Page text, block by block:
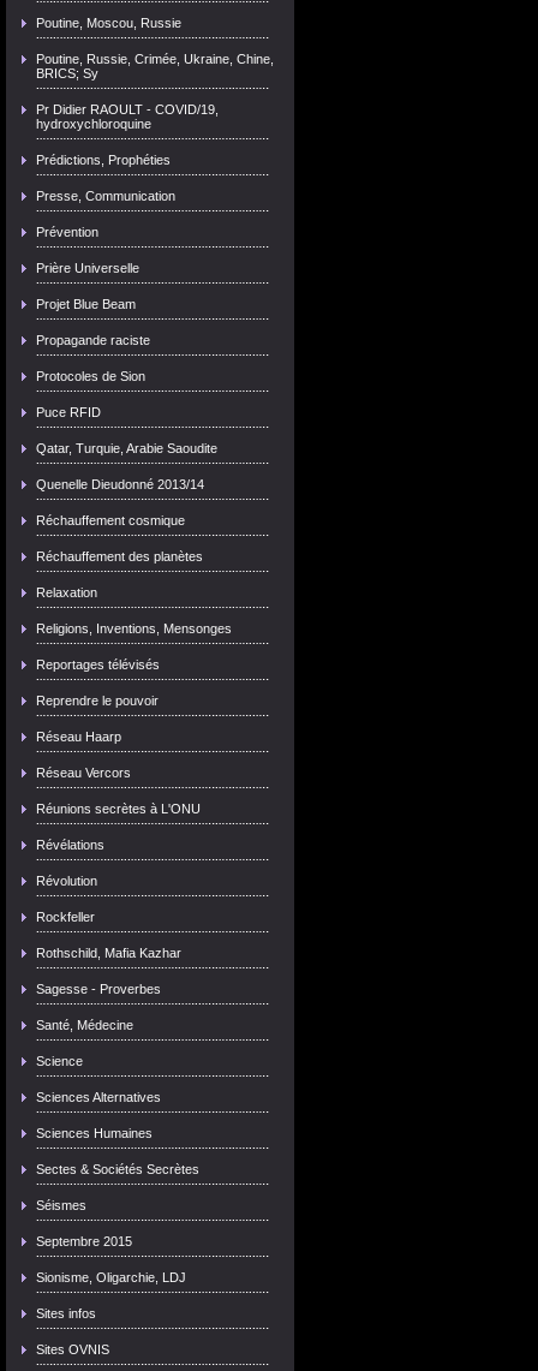
Poutine, Moscou, Russie
Poutine, Russie, Crimée, Ukraine, Chine,
BRICS; Sy
Pr Didier RAOULT - COVID/19,
hydroxychloroquine
Prédictions, Prophéties
Presse, Communication
Prévention
Prière Universelle
Projet Blue Beam
Propagande raciste
Protocoles de Sion
Puce RFID
Qatar, Turquie, Arabie Saoudite
Quenelle Dieudonné 2013/14
Réchauffement cosmique
Réchauffement des planètes
Relaxation
Religions, Inventions, Mensonges
Reportages télévisés
Reprendre le pouvoir
Réseau Haarp
Réseau Vercors
Réunions secrètes à L'ONU
Révélations
Révolution
Rockfeller
Rothschild, Mafia Kazhar
Sagesse - Proverbes
Santé, Médecine
Science
Sciences Alternatives
Sciences Humaines
Sectes & Sociétés Secrètes
Séismes
Septembre 2015
Sionisme, Oligarchie, LDJ
Sites infos
Sites OVNIS